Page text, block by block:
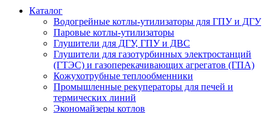
Каталог
Водогрейные котлы-утилизаторы для ГПУ и ДГУ
Паровые котлы-утилизаторы
Глушители для ДГУ, ГПУ и ДВС
Глушители для газотурбинных электростанций
(ГТЭС) и газоперекачивающих агрегатов (ГПА)
Кожухотрубные теплообменники
Промышленные рекуператоры для печей и
термических линий
Экономайзеры котлов